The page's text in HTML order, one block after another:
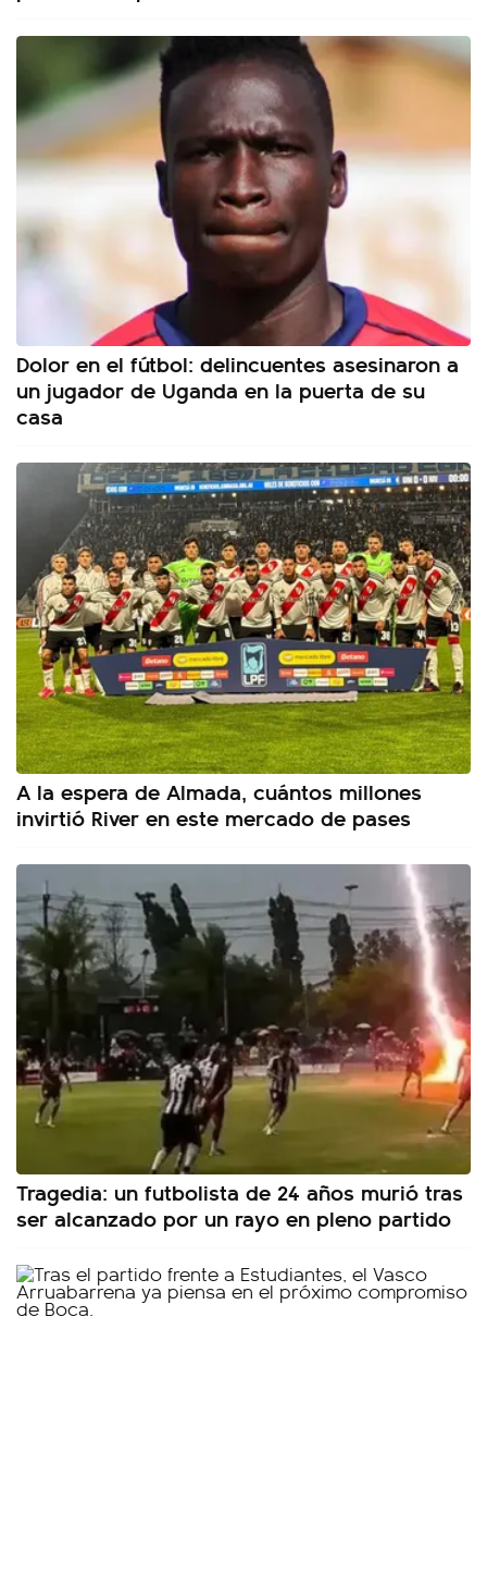
Dolor en el fútbol: delincuentes asesinaron a
un jugador de Uganda en la puerta de su
casa
A la espera de Almada, cuántos millones
invirtió River en este mercado de pases
Tragedia: un futbolista de 24 años murió tras
ser alcanzado por un rayo en pleno partido